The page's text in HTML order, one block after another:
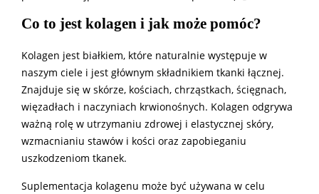
Co to jest kolagen i jak może pomóc?
Kolagen jest białkiem, które naturalnie występuje w
naszym ciele i jest głównym składnikiem tkanki łącznej.
Znajduje się w skórze, kościach, chrząstkach, ścięgnach,
więzadłach i naczyniach krwionośnych. Kolagen odgrywa
ważną rolę w utrzymaniu zdrowej i elastycznej skóry,
wzmacnianiu stawów i kości oraz zapobieganiu
uszkodzeniom tkanek.
Suplementacja kolagenu może być używana w celu